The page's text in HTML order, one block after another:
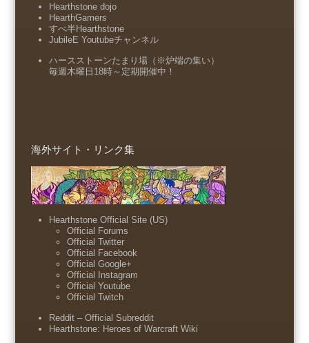
Hearthstone dojo
HearthGamers
すべ半Hearthstone
JubileE Youtubeチャンネル
ハースストーンたまり場（※炉端の集い）
毎週木曜日18時～定期開催中！
海外サイト・リンク集
Hearthstone Official Site (US)
Official Forums
Official Twitter
Official Facebook
Official Google+
Official Instagram
Official Youtube
Official Twitch
Reddit – Official Subreddit
Hearthstone: Heroes of Warcraft Wiki